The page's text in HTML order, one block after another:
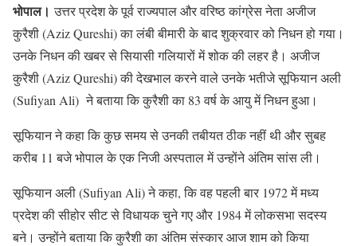
भोपाल। उत्तर प्रदेश के पूर्व राज्यपाल और वरिष्ठ कांग्रेस नेता अजीज
कुरैशी (Aziz Qureshi) का लंबी बीमारी के बाद शुक्रवार को निधन हो गया।
उनके निधन की खबर से सियासी गलियारों में शोक की लहर है। अजीज
कुरैशी (Aziz Qureshi) की देखभाल करने वाले उनके भतीजे सूफियान अली
(Sufiyan Ali) ने बताया कि कुरैशी का 83 वर्ष के आयु में निधन हुआ।
सूफियान ने कहा कि कुछ समय से उनकी तबीयत ठीक नहीं थी और सुबह
करीब 11 बजे भोपाल के एक निजी अस्पताल में उन्होंने अंतिम सांस ली।
सूफियान अली (Sufiyan Ali) ने कहा, कि वह पहली बार 1972 में मध्य
प्रदेश की सीहोर सीट से विधायक चुने गए और 1984 में लोकसभा सदस्य
बने। उन्होंने बताया कि कुरैशी का अंतिम संस्कार आज शाम को किया